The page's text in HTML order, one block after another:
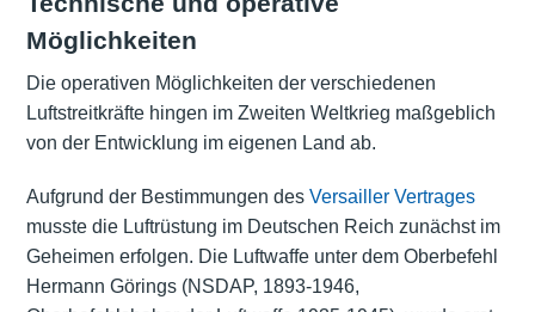
Möglichkeiten
Die operativen Möglichkeiten der verschiedenen
Luftstreitkräfte hingen im Zweiten Weltkrieg maßgeblich
von der Entwicklung im eigenen Land ab.
Aufgrund der Bestimmungen des Versailler Vertrages
musste die Luftrüstung im Deutschen Reich zunächst im
Geheimen erfolgen. Die Luftwaffe unter dem Oberbefehl
Hermann Görings (NSDAP, 1893-1946,